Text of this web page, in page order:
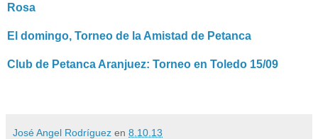
Rosa
El domingo, Torneo de la Amistad de Petanca
Club de Petanca Aranjuez: Torneo en Toledo 15/09
José Angel Rodríguez en 8.10.13